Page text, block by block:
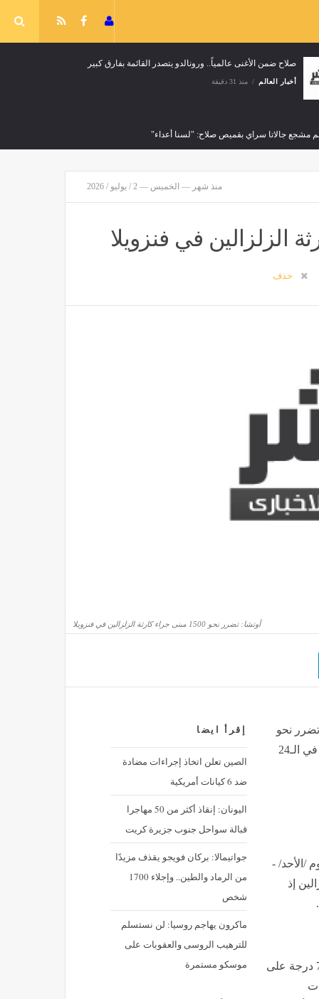
صلاح ضمن الأغنى عالمياً.. ورونالدو يتصدر القائمة بفارق كبير
أخبار العالم منذ 31 دقيقة
مشجع جالاتا سراي بقميص صلاح: "لسنا أعداء"
لسيلتيك الاسكتلندي حتى 2030
منذ شهر — الخميس — 2 / يوليو / 2026
حذف
أوتشا: تضرر نحو 1500 مبنى جراء كارثة الزلزالين في فنزويلا
إقرأ ايضا
الصين تعلن اتخاذ إجراءات مضادة
ضد 6 كيانات أمريكية
اليونان: إنقاذ أكثر من 50 مهاجرا
قبالة سواحل جنوب جزيرة كريت
جواتيمالا: بركان فويجو يقذف مزيدًا
من الرماد والطين.. وإجلاء 1700
شخص
ماكرون يهاجم روسيا: لن نستسلم
للترهيب الروسى والعقوبات على
موسكو مستمرة
تضرر نحو
1500 مبنى في فنزويلا جراء الزلزالين المدمرين اللذين وقعا في الـ24
/الأحد/ -
إذ
وأشار المكتب إلى أن الزلزالين اللذين بلغت شدتهما 7.2 و7.5 درجة على
أفادت